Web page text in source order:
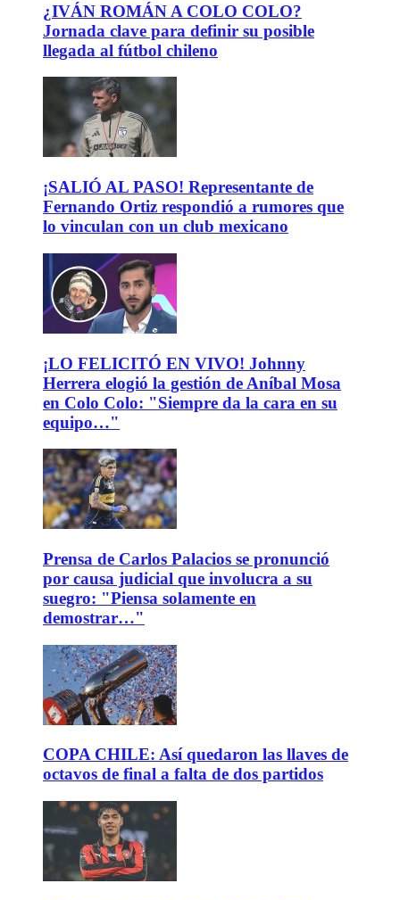
¿IVÁN ROMÁN A COLO COLO?
Jornada clave para definir su posible
llegada al fútbol chileno
¡SALIÓ AL PASO! Representante de
Fernando Ortiz respondió a rumores que
lo vinculan con un club mexicano
¡LO FELICITÓ EN VIVO! Johnny
Herrera elogió la gestión de Aníbal Mosa
en Colo Colo: "Siempre da la cara en su
equipo…"
Prensa de Carlos Palacios se pronunció
por causa judicial que involucra a su
suegro: "Piensa solamente en
demostrar…"
COPA CHILE: Así quedaron las llaves de
octavos de final a falta de dos partidos